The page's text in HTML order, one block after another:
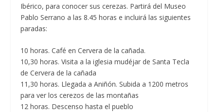
Ibérico, para conocer sus cerezas. Partirá del Museo
Pablo Serrano a las 8.45 horas e incluirá las siguientes
paradas:
10 horas. Café en Cervera de la cañada.
10,30 horas. Visita a la iglesia mudéjar de Santa Tecla
de Cervera de la cañada
11,30 horas. Llegada a Aniñón. Subida a 1200 metros
para ver los cerezos de las montañas
12 horas. Descenso hasta el pueblo